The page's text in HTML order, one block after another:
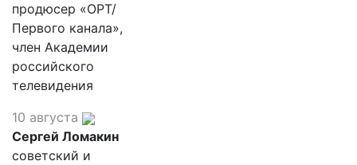
продюсер «ОРТ/
Первого канала»,
член Академии
российского
телевидения
10 августа
Сергей Ломакин
советский и